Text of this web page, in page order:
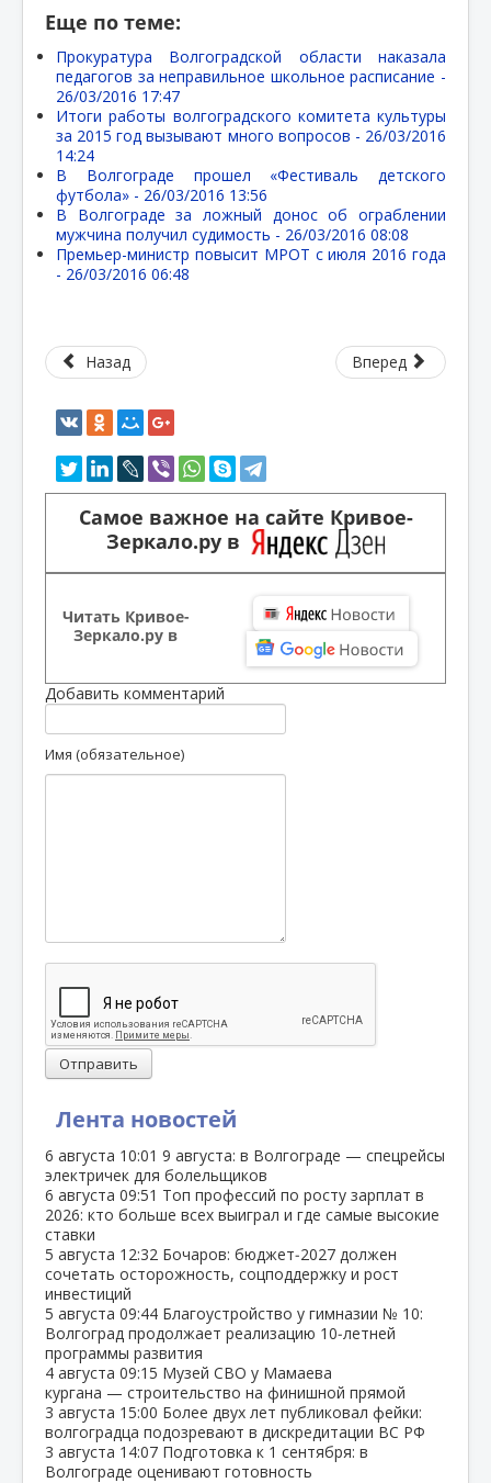
Лента новостей
6 августа 10:01 9 августа: в Волгограде — спецрейсы
электричек для болельщиков
6 августа 09:51 Топ профессий по росту зарплат в
2026: кто больше всех выиграл и где самые высокие
ставки
5 августа 12:32 Бочаров: бюджет‑2027 должен
сочетать осторожность, соцподдержку и рост
инвестиций
5 августа 09:44 Благоустройство у гимназии № 10:
Волгоград продолжает реализацию 10‑летней
программы развития
4 августа 09:15 Музей СВО у Мамаева
кургана — строительство на финишной прямой
3 августа 15:00 Более двух лет публиковал фейки:
волгоградца подозревают в дискредитации ВС РФ
3 августа 14:07 Подготовка к 1 сентября: в
Волгограде оценивают готовность
Еще по теме:
Прокуратура Волгоградской области наказала
педагогов за неправильное школьное расписание -
26/03/2016 17:47
Итоги работы волгоградского комитета культуры
за 2015 год вызывают много вопросов - 26/03/2016
14:24
В Волгограде прошел «Фестиваль детского
футбола» - 26/03/2016 13:56
В Волгограде за ложный донос об ограблении
мужчина получил судимость - 26/03/2016 08:08
Премьер-министр повысит МРОТ с июля 2016 года
- 26/03/2016 06:48
Назад Вперед
Самое важное на сайте Кривое-
Зеркало.ру в
Читать Кривое-
Зеркало.ру в
Добавить комментарий
Имя (обязательное)
Отправить